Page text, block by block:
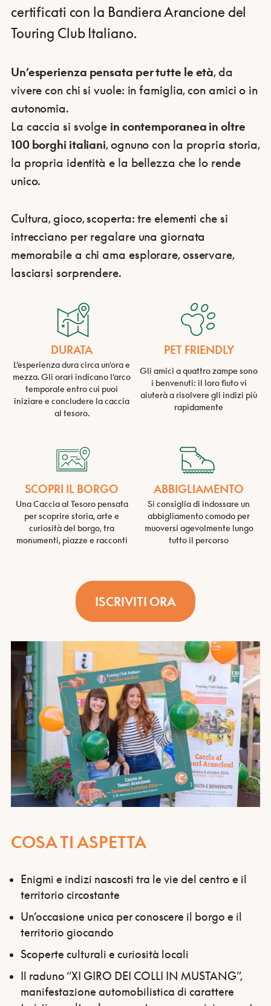
certificati con la Bandiera Arancione del
Touring Club Italiano.
Un’esperienza pensata per tutte le età, da
vivere con chi si vuole: in famiglia, con amici o in
autonomia.
La caccia si svolge in contemporanea in oltre
100 borghi italiani, ognuno con la propria storia,
la propria identità e la bellezza che lo rende
unico.
Cultura, gioco, scoperta: tre elementi che si
intrecciano per regalare una giornata
memorabile a chi ama esplorare, osservare,
lasciarsi sorprendere.
DURATA PET FRIENDLY
L’esperienza dura circa un'ora e
mezza. Gli orari indicano l’arco
temporale entro cui puoi
iniziare e concludere la caccia
al tesoro.
Gli amici a quattro zampe sono
i benvenuti: il loro fiuto vi
aiuterà a risolvere gli indizi più
rapidamente
SCOPRI IL BORGO ABBIGLIAMENTO
Una Caccia al Tesoro pensata
per scoprire storia, arte e
curiosità del borgo, tra
monumenti, piazze e racconti
Si consiglia di indossare un
abbigliamento comodo per
muoversi agevolmente lungo
tutto il percorso
ISCRIVITI ORA
COSA TI ASPETTA
Enigmi e indizi nascosti tra le vie del centro e il
territorio circostante
Un’occasione unica per conoscere il borgo e il
territorio giocando
Scoperte culturali e curiosità locali
Il raduno “XI GIRO DEI COLLI IN MUSTANG”,
manifestazione automobilistica di carattere